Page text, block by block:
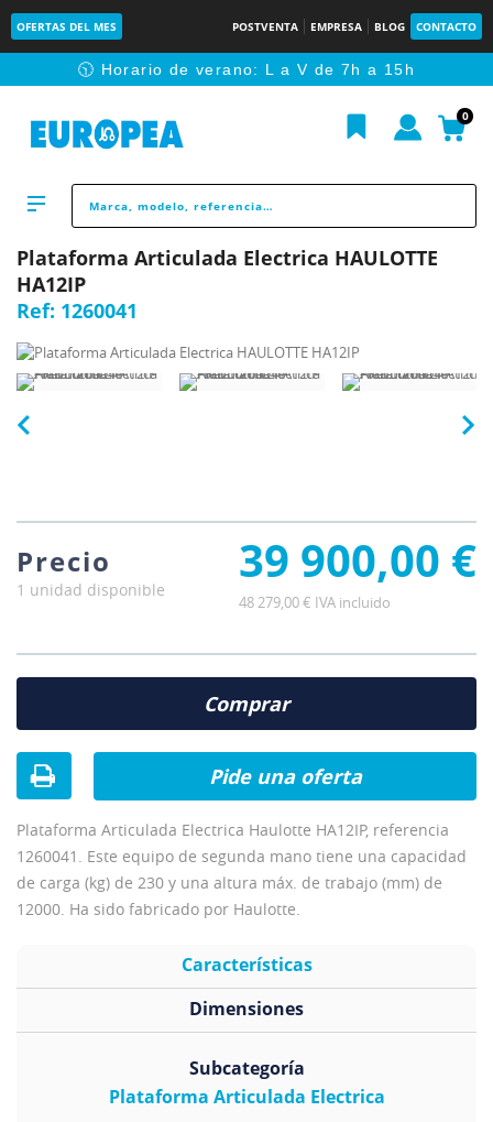
OFERTAS DEL MES POSTVENTA EMPRESA BLOG CONTACTO
🕥 Horario de verano: L a V de 7h a 15h
0
Plataforma Articulada Electrica HAULOTTE
HA12IP
Ref: 1260041
Plataforma Articulada Electrica Haulotte HA12IP, referencia
1260041. Este equipo de segunda mano tiene una capacidad
de carga (kg) de 230 y una altura máx. de trabajo (mm) de
12000. Ha sido fabricado por Haulotte.
Precio
1 unidad disponible 39 900,00 €
48 279,00 € IVA incluido
Comprar
Pide una oferta
Características
Subcategoría
Plataforma Articulada Electrica
Dimensiones